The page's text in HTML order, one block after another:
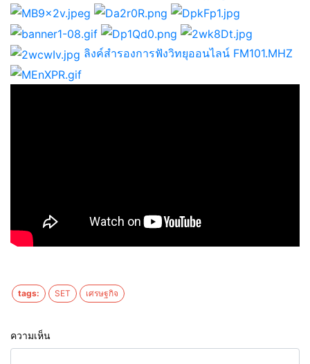
ลิงค์สำรองการฟังวิทยุออนไลน์ FM101.MHZ
tags: SET เศรษฐกิจ
ความเห็น